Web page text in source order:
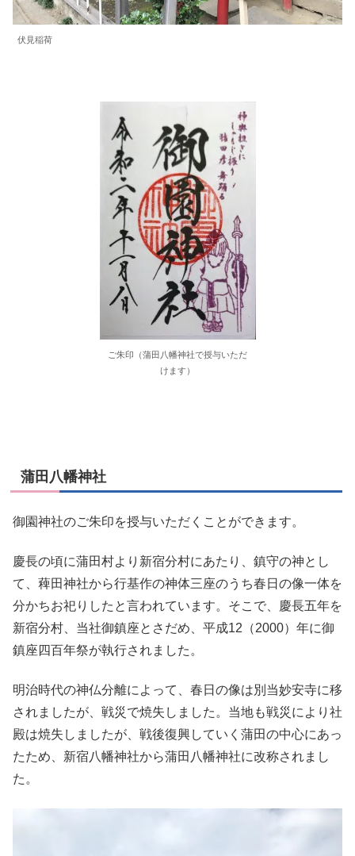
伏見稲荷
ご朱印（蒲田八幡神社で授与いただ
けます）
蒲田八幡神社
御園神社のご朱印を授与いただくことができます。
慶長の頃に蒲田村より新宿分村にあたり、鎮守の神とし
て、薭田神社から行基作の神体三座のうち春日の像一体を
分かちお祀りしたと言われています。そこで、慶長五年を
新宿分村、当社御鎮座とさだめ、平成12（2000）年に御
鎮座四百年祭が執行されました。
明治時代の神仏分離によって、春日の像は別当妙安寺に移
されましたが、戦災で焼失しました。当地も戦災により社
殿は焼失しましたが、戦後復興していく蒲田の中心にあっ
たため、新宿八幡神社から蒲田八幡神社に改称されまし
た。